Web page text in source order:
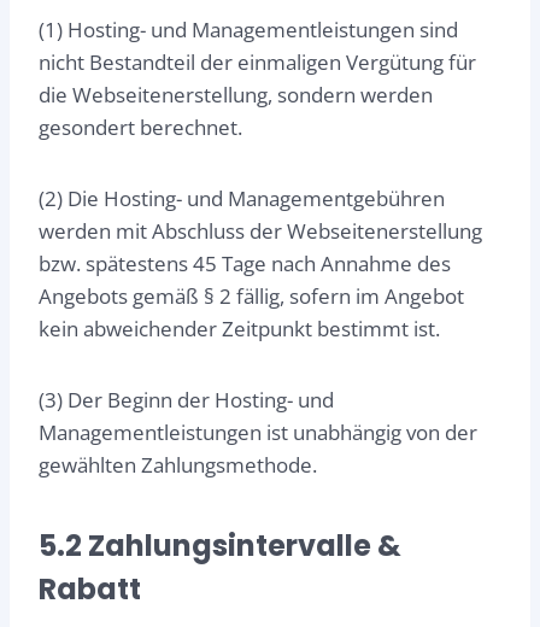
(1) Hosting- und Managementleistungen sind
nicht Bestandteil der einmaligen Vergütung für
die Webseitenerstellung, sondern werden
gesondert berechnet.
(2) Die Hosting- und Managementgebühren
werden mit Abschluss der Webseitenerstellung
bzw. spätestens 45 Tage nach Annahme des
Angebots gemäß § 2 fällig, sofern im Angebot
kein abweichender Zeitpunkt bestimmt ist.
(3) Der Beginn der Hosting- und
Managementleistungen ist unabhängig von der
gewählten Zahlungsmethode.
5.2 Zahlungsintervalle &
Rabatt